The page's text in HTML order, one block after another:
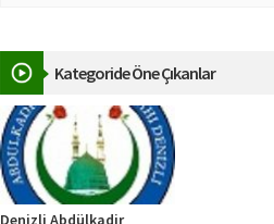
Kategoride Öne Çıkanlar
Denizli Abdülkadir